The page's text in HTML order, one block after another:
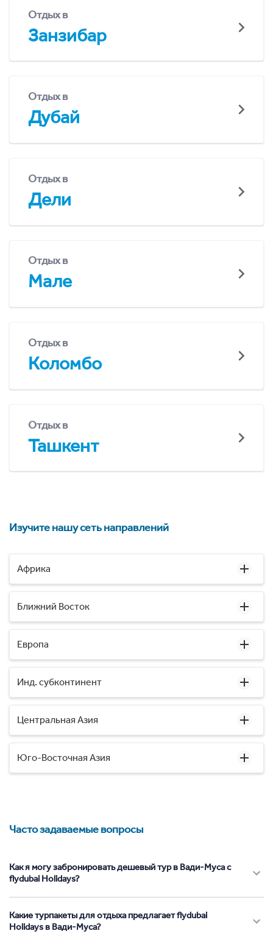
Отдых в
Занзибар
Отдых в
Дубай
Отдых в
Дели
Отдых в
Мале
Отдых в
Коломбо
Отдых в
Ташкент
Изучите нашу сеть направлений
Африка
Ближний Восток
Европа
Инд. субконтинент
Центральная Азия
Юго-Восточная Азия
Часто задаваемые вопросы
Как я могу забронировать дешевый тур в Вади-Муса с
flydubai Holidays?
Какие турпакеты для отдыха предлагает flydubai
Holidays в Вади-Муса?